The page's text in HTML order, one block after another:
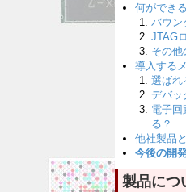
何ができ
バウン
JTAG
その他
導入する
選ばれ
デバッ
電子回
る？
他社製品
今後の開
製品につ